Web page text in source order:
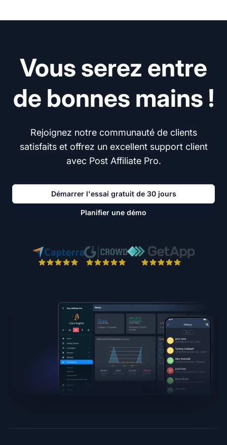
Vous serez entre
de bonnes mains !
Rejoignez notre communauté de clients
satisfaits et offrez un excellent support client
avec Post Affiliate Pro.
Démarrer l'essai gratuit de 30 jours
Planifier une démo